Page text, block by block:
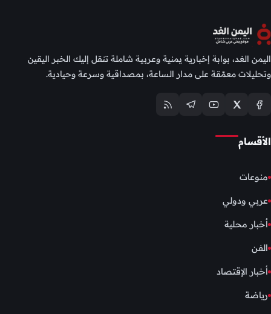
اليمن الغد، بوابة إخبارية يمنية وعربية شاملة تنقل إليك الخبر اليقين
وتحليلات معمّقة على مدار الساعة، بمصداقية وسرعة وحيادية.
الأقسام
منوعات
عربي ودولي
أخبار محلية
الفن
أخبار الإقتصاد
رياضة